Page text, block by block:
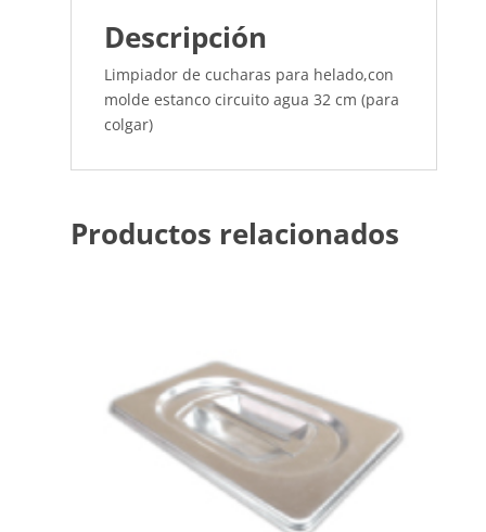
Descripción
Limpiador de cucharas para helado,con
molde estanco circuito agua 32 cm (para
colgar)
Productos relacionados